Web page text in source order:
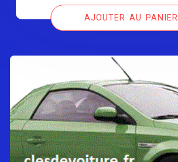
AJOUTER AU PANIER